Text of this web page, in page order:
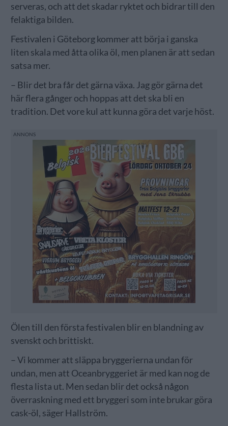
serveras, och att det skadar ryktet och bidrar till den
felaktiga bilden.
Festivalen i Göteborg kommer att börja i ganska
liten skala med åtta olika öl, men planen är att sedan
satsa mer.
– Blir det bra får det gärna växa. Jag gör gärna det
här flera gånger och hoppas att det ska bli en
tradition. Det vore kul att kunna göra det varje höst.
Ölen till den första festivalen blir en blandning av
svenskt och brittiskt.
– Vi kommer att släppa bryggerierna undan för
undan, men att Oceanbryggeriet är med kan nog de
flesta lista ut. Men sedan blir det också någon
överraskning med ett bryggeri som inte brukar göra
cask-öl, säger Hallström.